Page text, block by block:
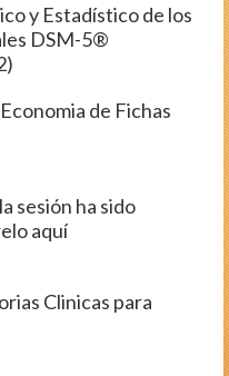
y Estadístico de los
DSM-5®
de Fichas
sesión ha sido
aquí
Clinicas para